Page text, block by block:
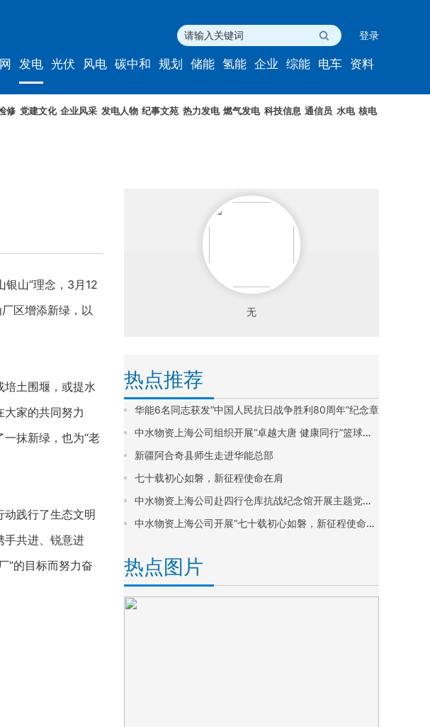
登录
发电 光伏 风电 碳中和 规划 储能 氢能 企业 综能 电车 资料
修 党建文化 企业风采 发电人物 纪事文苑 热力发电 燃气发电 科技信息 通信员 水电 核电
银山”理念，3月12
区增添新绿，以
土围堰，或提水
家的共同努力
抹新绿，也为“老
动践行了生态文明
手共进、锐意进
”的目标而努力奋
无
热点推荐
华能6名同志获发“中国人民抗日战争胜利80周年”纪念章
中水物资上海公司组织开展“卓越大唐 健康同行”篮球比赛活动
新疆阿合奇县师生走进华能总部
七十载初心如磐，新征程使命在肩
中水物资上海公司赴四行仓库抗战纪念馆开展主题党日活动
中水物资上海公司开展“七十载初心如磐，新征程使命在肩”主题党日活动
热点图片